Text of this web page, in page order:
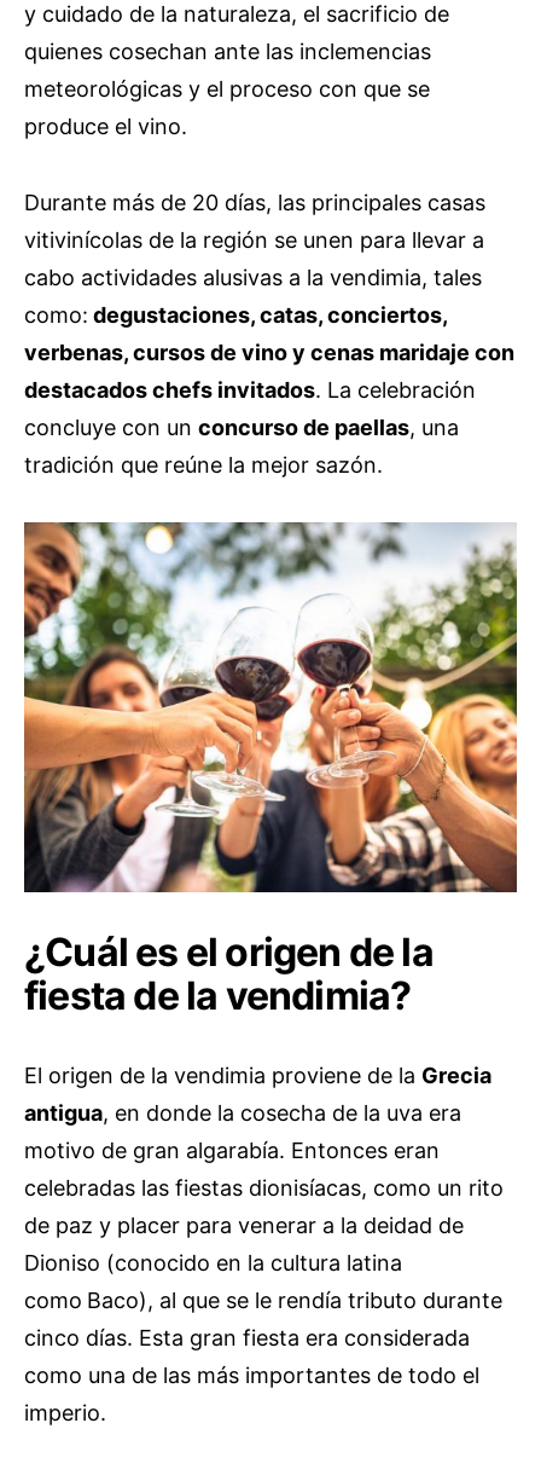
y cuidado de la naturaleza, el sacrificio de
quienes cosechan ante las inclemencias
meteorológicas y el proceso con que se
produce el vino.
Durante más de 20 días, las principales casas
vitivinícolas de la región se unen para llevar a
cabo actividades alusivas a la vendimia, tales
como: degustaciones, catas, conciertos,
verbenas, cursos de vino y cenas maridaje con
destacados chefs invitados. La celebración
concluye con un concurso de paellas, una
tradición que reúne la mejor sazón.
¿Cuál es el origen de la
fiesta de la vendimia?
El origen de la vendimia proviene de la Grecia
antigua, en donde la cosecha de la uva era
motivo de gran algarabía. Entonces eran
celebradas las fiestas dionisíacas, como un rito
de paz y placer para venerar a la deidad de
Dioniso (conocido en la cultura latina
como Baco), al que se le rendía tributo durante
cinco días. Esta gran fiesta era considerada
como una de las más importantes de todo el
imperio.